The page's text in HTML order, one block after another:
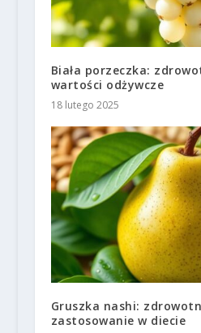
Biała porzeczka:
wartości odżywcze
18 lutego 2025
Gruszka nashi:
zastosowanie w diecie